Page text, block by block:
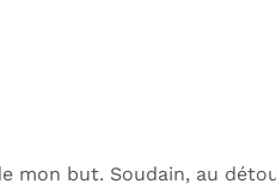
mon but. Soudain, au